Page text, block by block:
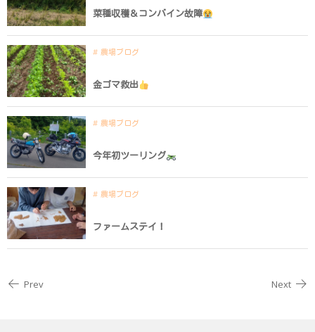
菜種収穫＆コンバイン故障
農場ブログ
金ゴマ救出
農場ブログ
今年初ツーリング
農場ブログ
ファームステイ！
Prev Next